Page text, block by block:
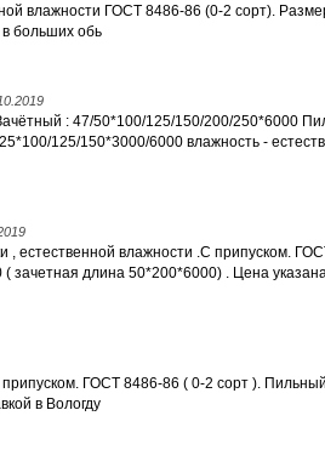
влажности ГОСТ 8486-86 (0-2 сорт).
в больших обь
: 47/50*100/125/150/200/250*6000
125/150*3000/6000 влажность -
, естественной влажности .С припуском.
зачетная длина 50*200*6000) . Цена
ГОСТ 8486-86 ( 0-2 сорт ). Пильный
в Вологду